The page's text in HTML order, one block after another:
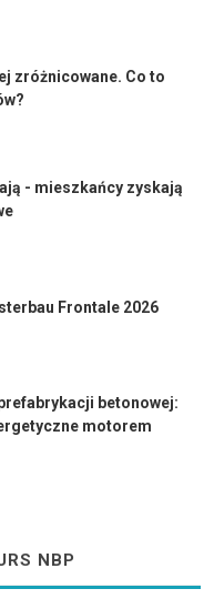
zróżnicowane. Co to
- mieszkańcy zyskają
Frontale 2026
betonowej:
motorem
NBP